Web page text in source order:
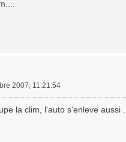
2007, 11:21:54
la clim, l'auto s'enleve